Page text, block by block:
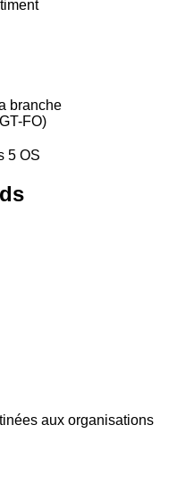
branche
FO)
5 OS
aux organisations